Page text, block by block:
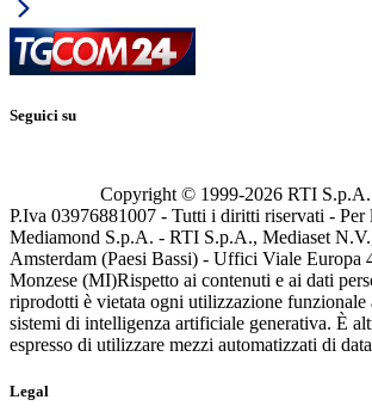
Seguici su
Copyright © 1999-2026 RTI
P.Iva 03976881007 - Tutti i diritti riservati - Per
Mediamond S.p.A. - RTI S.p.A., Mediaset
Amsterdam (Paesi Bassi) - Uffici Viale Europa
Monzese (MI)Rispetto ai contenuti e ai dati
riprodotti è vietata ogni utilizzazione funzionale
sistemi di intelligenza artificiale generativa. È
espresso di utilizzare mezzi automatizzati di
Legal